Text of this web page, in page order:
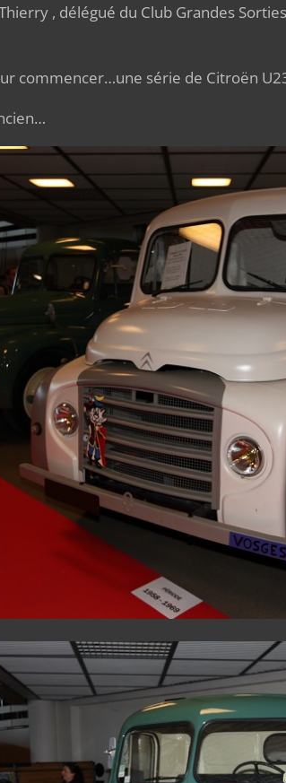
, délégué du Club Grandes
commencer…une série de Citroën